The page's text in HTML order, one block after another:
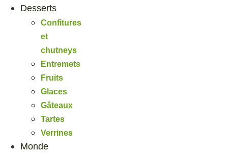
Desserts
Confitures
et
chutneys
Entremets
Fruits
Glaces
Gâteaux
Tartes
Verrines
Monde